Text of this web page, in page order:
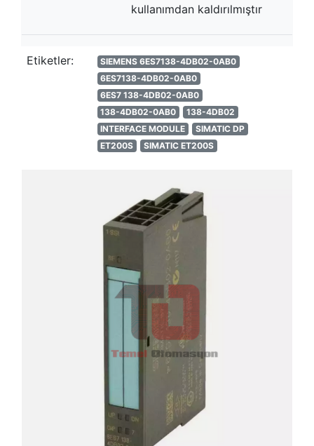
kullanımdan kaldırılmıştır
Etiketler:
SIEMENS 6ES7138-4DB02-0AB0
6ES7138-4DB02-0AB0
6ES7 138-4DB02-0AB0
138-4DB02-0AB0
138-4DB02
INTERFACE MODULE
SIMATIC DP
ET200S
SIMATIC ET200S